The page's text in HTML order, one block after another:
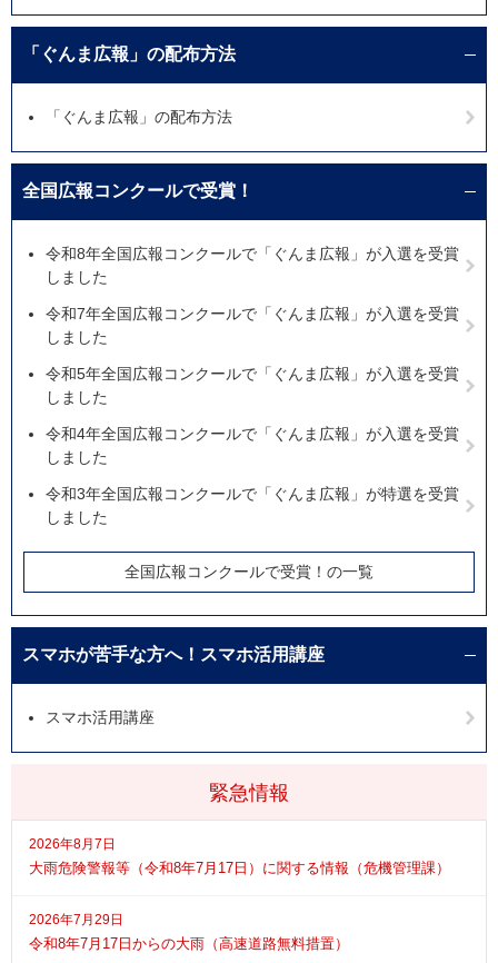
緊急情報
2026年8月7日
大雨危険警報等（令和8年7月17日）に関する情報（危機管理課）
2026年7月29日
令和8年7月17日からの大雨（高速道路無料措置）
「ぐんま広報」の配布方法
「ぐんま広報」の配布方法
全国広報コンクールで受賞！
令和8年全国広報コンクールで「ぐんま広報」が入選を受賞
しました
令和7年全国広報コンクールで「ぐんま広報」が入選を受賞
しました
令和5年全国広報コンクールで「ぐんま広報」が入選を受賞
しました
令和4年全国広報コンクールで「ぐんま広報」が入選を受賞
しました
令和3年全国広報コンクールで「ぐんま広報」が特選を受賞
しました
全国広報コンクールで受賞！の一覧
スマホが苦手な方へ！スマホ活用講座
スマホ活用講座